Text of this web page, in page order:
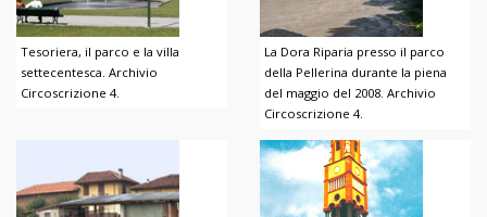
Tesoriera, il parco e la villa
settecentesca. Archivio
Circoscrizione 4.
La Dora Riparia presso il parco
della Pellerina durante la piena
del maggio del 2008. Archivio
Circoscrizione 4.